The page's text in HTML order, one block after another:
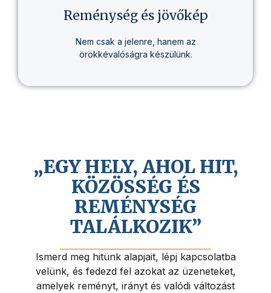
Reménység és jövőkép
Nem csak a jelenre, hanem az
örökkévalóságra készülünk.
„EGY HELY, AHOL HIT,
KÖZÖSSÉG ÉS
REMÉNYSÉG
TALÁLKOZIK”
Ismerd meg hitünk alapjait, lépj kapcsolatba
velünk, és fedezd fel azokat az üzeneteket,
amelyek reményt, irányt és valódi változást